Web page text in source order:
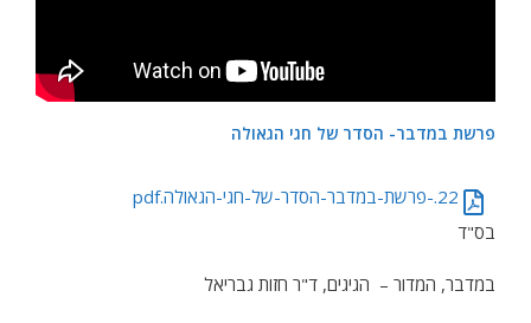
פרשת במדבר- הסדר של חגי הגאולה
22.-פרשת-במדבר-הסדר-של-חגי-הגאולה.pdf
בס"ד
במדבר, המדור – הגיגים, ד"ר חזות גבריאל